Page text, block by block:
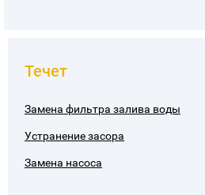
Течет
Замена фильтра залива воды
Устранение засора
Замена насоса